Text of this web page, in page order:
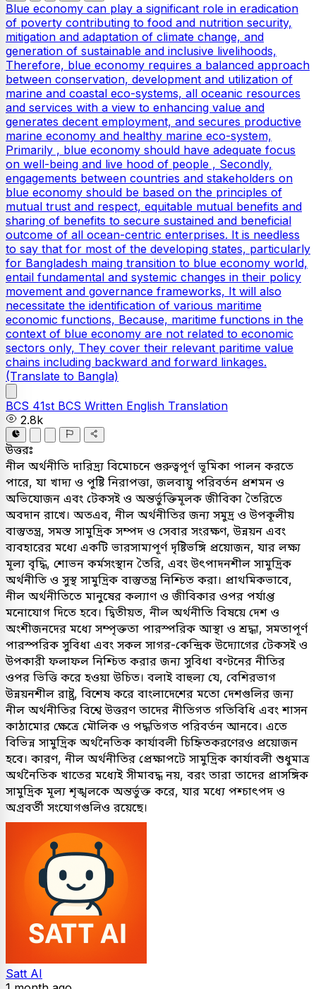
Blue economy can play a significant role in eradication
of poverty contributing to food and nutrition security,
mitigation and adaptation of climate change, and
generation of sustainable and inclusive livelihoods,
Therefore, blue economy requires a balanced approach
between conservation, development and utilization of
marine and coastal eco-systems, all oceanic resources
and services with a view to enhancing value and
generates decent employment, and secures productive
marine economy and healthy marine eco-system,
Primarily , blue economy should have adequate focus
on well-being and live hood of people , Secondly,
engagements between countries and stakeholders on
blue economy should be based on the principles of
mutual trust and respect, equitable mutual benefits and
sharing of benefits to secure sustained and beneficial
outcome of all ocean-centric enterprises. It is needless
to say that for most of the developing states, particularly
for Bangladesh maing transition to blue economy world,
entail fundamental and systemic changes in their policy
movement and governance frameworks, It will also
necessitate the identification of various maritime
economic functions, Because, maritime functions in the
context of blue economy are not related to economic
sectors only, They cover their relevant paritime value
chains including backward and forward linkages.
(Translate to Bangla)
BCS 41st BCS Written English Translation
2.8k
উত্তরঃ
নীল অর্থনীতি দারিদ্র্য বিমোচনে গুরুত্বপূর্ণ ভূমিকা পালন করতে
পারে, যা খাদ্য ও পুষ্টি নিরাপত্তা, জলবায়ু পরিবর্তন প্রশমন ও
অভিযোজন এবং টেকসই ও অন্তর্ভুক্তিমূলক জীবিকা তৈরিতে
অবদান রাখে। অতএব, নীল অর্থনীতির জন্য সমুদ্র ও উপকূলীয়
বাস্তুতন্ত্র, সমস্ত সামুদ্রিক সম্পদ ও সেবার সংরক্ষণ, উন্নয়ন এবং
ব্যবহারের মধ্যে একটি ভারসাম্যপূর্ণ দৃষ্টিভঙ্গি প্রয়োজন, যার লক্ষ্য
মূল্য বৃদ্ধি, শোভন কর্মসংস্থান তৈরি, এবং উৎপাদনশীল সামুদ্রিক
অর্থনীতি ও সুস্থ সামুদ্রিক বাস্তুতন্ত্র নিশ্চিত করা। প্রাথমিকভাবে,
নীল অর্থনীতিতে মানুষের কল্যাণ ও জীবিকার ওপর পর্যাপ্ত
মনোযোগ দিতে হবে। দ্বিতীয়ত, নীল অর্থনীতি বিষয়ে দেশ ও
অংশীজনদের মধ্যে সম্পৃক্ততা পারস্পরিক আস্থা ও শ্রদ্ধা, সমতাপূর্ণ
পারস্পরিক সুবিধা এবং সকল সাগর-কেন্দ্রিক উদ্যোগের টেকসই ও
উপকারী ফলাফল নিশ্চিত করার জন্য সুবিধা বণ্টনের নীতির
ওপর ভিত্তি করে হওয়া উচিত। বলাই বাহুল্য যে, বেশিরভাগ
উন্নয়নশীল রাষ্ট্র, বিশেষ করে বাংলাদেশের মতো দেশগুলির জন্য
নীল অর্থনীতির বিশ্বে উত্তরণ তাদের নীতিগত গতিবিধি এবং শাসন
কাঠামোর ক্ষেত্রে মৌলিক ও পদ্ধতিগত পরিবর্তন আনবে। এতে
বিভিন্ন সামুদ্রিক অর্থনৈতিক কার্যাবলী চিহ্নিতকরণেরও প্রয়োজন
হবে। কারণ, নীল অর্থনীতির প্রেক্ষাপটে সামুদ্রিক কার্যাবলী শুধুমাত্র
অর্থনৈতিক খাতের মধ্যেই সীমাবদ্ধ নয়, বরং তারা তাদের প্রাসঙ্গিক
সামুদ্রিক মূল্য শৃঙ্খলকে অন্তর্ভুক্ত করে, যার মধ্যে পশ্চাৎপদ ও
অগ্রবর্তী সংযোগগুলিও রয়েছে।
Satt AI